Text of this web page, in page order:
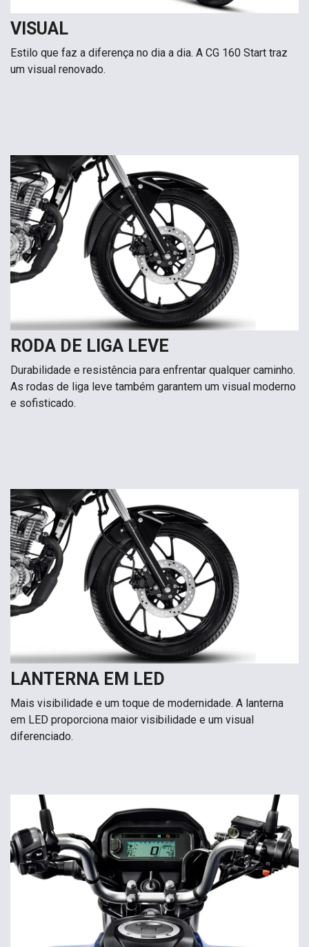
VISUAL
Estilo que faz a diferença no dia a dia. A CG 160 Start traz
um visual renovado.
RODA DE LIGA LEVE
Durabilidade e resistência para enfrentar qualquer caminho.
As rodas de liga leve também garantem um visual moderno
e sofisticado.
LANTERNA EM LED
Mais visibilidade e um toque de modernidade. A lanterna
em LED proporciona maior visibilidade e um visual
diferenciado.